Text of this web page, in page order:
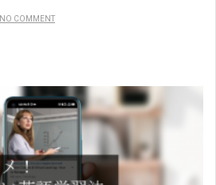
NO COMMENT